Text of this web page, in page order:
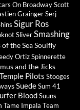
On BroadwayScott
GraingerSerj
Sigur Ros
SliverSmashing
of the SeaSoulfly
OrtizSpinnerette
and the Jicks
Pilots Stooges
SuedeSum 41
BloodSuuns
Tame Impala Team